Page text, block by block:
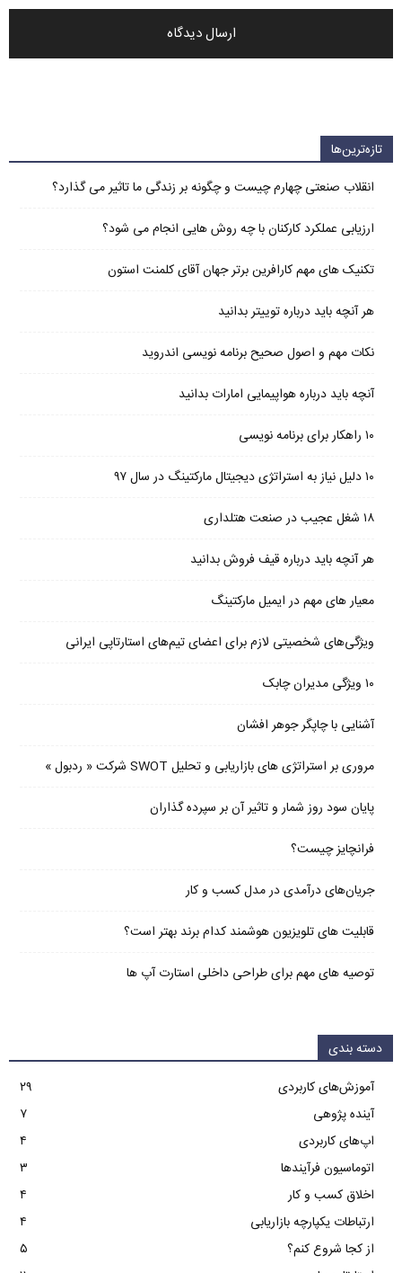
تازه‌ترین‌ها
انقلاب صنعتی چهارم چیست و چگونه بر زندگی ما تاثیر می گذارد؟
ارزیابی عملکرد کارکنان با چه روش هایی انجام می شود؟
تکنیک های مهم کارافرین برتر جهان آقای کلمنت استون
هر آنچه باید درباره توییتر بدانید
نکات مهم و اصول صحیح برنامه نویسی اندروید
آنچه باید درباره هواپیمایی امارات بدانید
۱۰ راهکار برای برنامه نویسی
۱۰ دلیل نیاز به استراتژی دیجیتال مارکتینگ در سال ۹۷
۱۸ شغل عجیب در صنعت هتلداری
هر آنچه باید درباره قیف فروش بدانید
معیار های مهم در ایمیل مارکتینگ
ویژگی‌های شخصیتی لازم برای اعضای تیم‌های استارتاپی ایرانی
۱۰ ویژگی مدیران چابک
آشنایی با چاپگر جوهر افشان
مروری بر استراتژی های بازاریابی و تحلیل SWOT شرکت « ردبول »
پایان سود روز شمار و تاثیر آن بر سپرده گذاران
فرانچایز چیست؟
جریان‌های درآمدی در مدل کسب و کار
قابلیت های تلویزیون هوشمند کدام برند بهتر است؟
توصیه های مهم برای طراحی داخلی استارت آپ‌ ها
دسته بندی
آموزش‌های کاربردی
۲۹
آینده پژوهی
۷
اپ‌های کاربردی
۴
اتوماسیون فرآیندها
۳
اخلاق کسب و کار
۴
ارتباطات یکپارچه بازاریابی
۴
از کجا شروع کنم؟
۵